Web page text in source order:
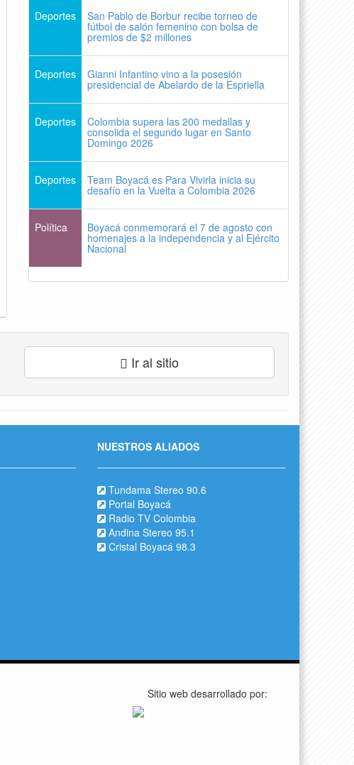
Deportes San Pablo de Borbur recibe torneo de
fútbol de salón femenino con bolsa de
premios de $2 millones
Deportes Gianni Infantino vino a la posesión
presidencial de Abelardo de la Espriella
Deportes Colombia supera las 200 medallas y
consolida el segundo lugar en Santo
Domingo 2026
Deportes Team Boyacá es Para Vivirla inicia su
desafío en la Vuelta a Colombia 2026
Política Boyacá conmemorará el 7 de agosto con
homenajes a la independencia y al Ejército
Nacional
Ir al sitio
NUESTROS ALIADOS
Tundama Stereo 90.6
Portal Boyacá
Radio TV Colombia
Andina Stereo 95.1
Cristal Boyacá 98.3
Sitio web desarrollado por: